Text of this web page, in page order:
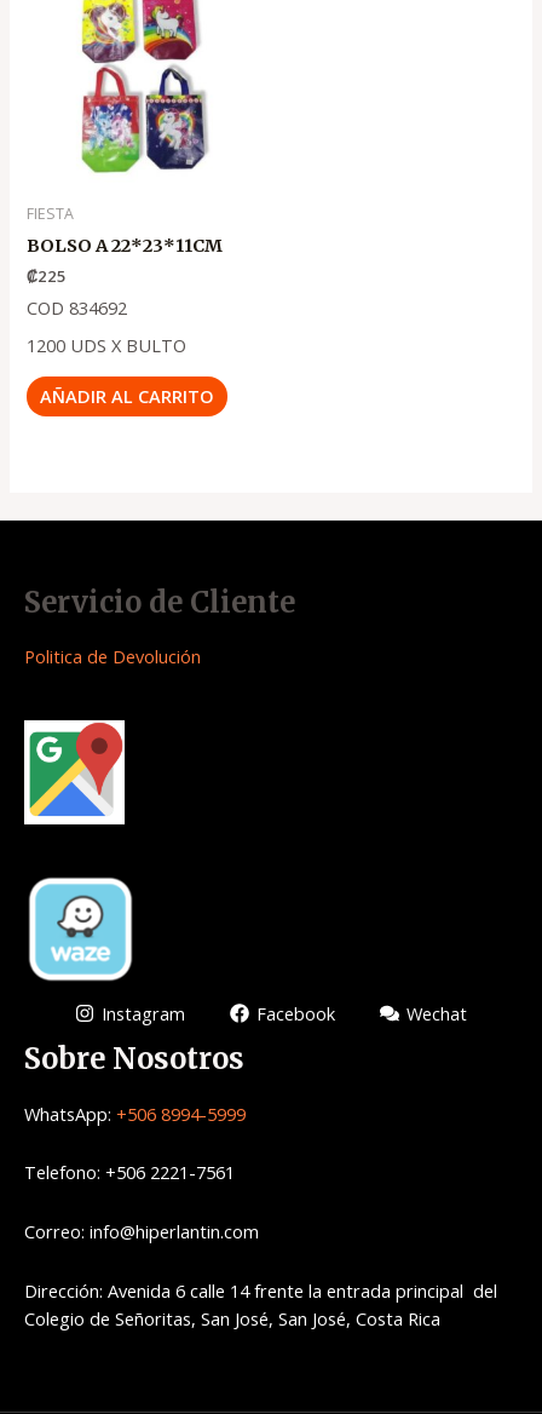
FIESTA
BOLSO A 22*23*11CM
₡225
COD 834692
1200 UDS X BULTO
AÑADIR AL CARRITO
Servicio de Cliente
Politica de Devolución
Instagram Facebook Wechat
Sobre Nosotros
WhatsApp: +506 8994-5999
Telefono: +506 2221-7561
Correo: info@hiperlantin.com
Dirección: Avenida 6 calle 14 frente la entrada principal del
Colegio de Señoritas, San José, San José, Costa Rica